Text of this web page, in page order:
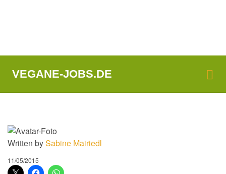
VEGANE-JOBS.DE
Written bySabine Mairiedl
11/05/2015